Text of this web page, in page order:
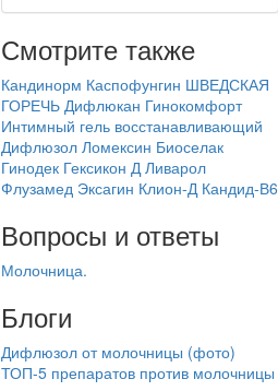
Смотрите также
Кандинорм Каспофунгин ШВЕДСКАЯ
ГОРЕЧЬ Дифлюкан Гинокомфорт
Интимный гель восстанавливающий
Дифлюзол Ломексин Биоселак
Гинодек Гексикон Д Ливарол
Флузамед Эксагин Клион-Д Кандид-В6
Вопросы и ответы
Молочница.
Блоги
Дифлюзол от молочницы (фото)
ТОП-5 препаратов против молочницы